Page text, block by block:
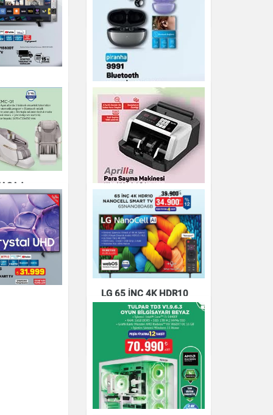
Elektronik
55" 4K
TV
Piranha 9991
Bluetooth Kulak İçi
Kulaklık
Elektronik
LXMC-01
Aprilla Para Sayma
Makinesi
LG 65 İNÇ 4K HDR10
NANOCELL SMART TV
65NANO80A6B